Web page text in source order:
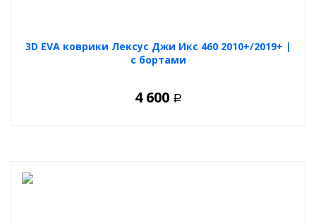
3D EVA коврики Лексус Джи Икс 460 2010+/2019+ |
с бортами
4 600 Р